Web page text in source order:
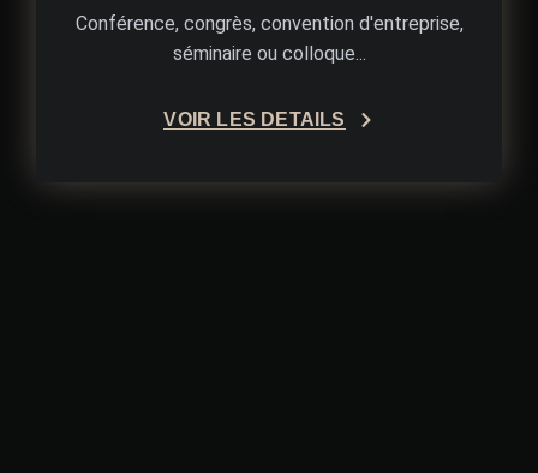
Conférence, congrès, convention d'entreprise,
séminaire ou colloque...
VOIR LES DÉTAILS